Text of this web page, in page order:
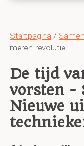
Startpagina /
meren-revolutie
De tijd
vorsten -
Nieuwe